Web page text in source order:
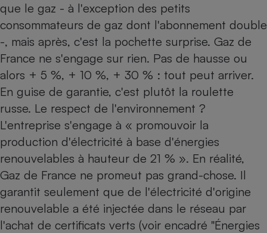
que le gaz - à l'exception des petits
consommateurs de gaz dont l'abonnement double
-, mais après, c'est la pochette surprise. Gaz de
France ne s'engage sur rien. Pas de hausse ou
alors + 5 %, + 10 %, + 30 % : tout peut arriver.
En guise de garantie, c'est plutôt la roulette
russe. Le respect de l'environnement ?
L'entreprise s'engage à « promouvoir la
production d'électricité à base d'énergies
renouvelables à hauteur de 21 % ». En réalité,
Gaz de France ne promeut pas grand-chose. Il
garantit seulement que de l'électricité d'origine
renouvelable a été injectée dans le réseau par
l'achat de certificats verts (voir encadré "Énergies